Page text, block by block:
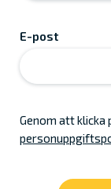
E-post
Genom att klicka